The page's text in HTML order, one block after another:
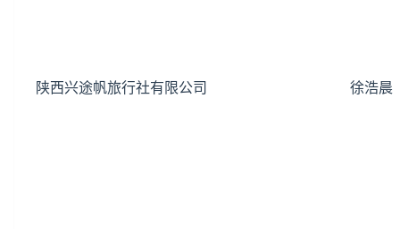
陕西兴途帆旅行社有限公司 徐浩晨